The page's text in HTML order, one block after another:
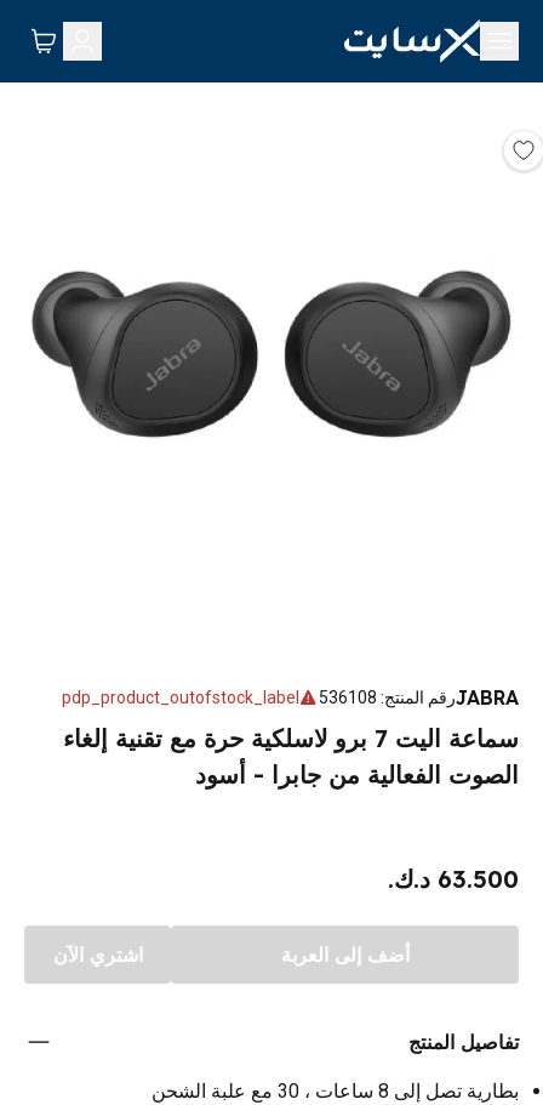
JABRAرقم المنتج:
536108
pdp_product_outofstock_label
سماعة اليت 7 برو لاسلكية حرة مع تقنية إلغاء
الصوت الفعالية من جابرا - أسود
63.500 د.ك.
أضف إلى العربة اشتري الآن
تفاصيل المنتج
بطارية تصل إلى 8 ساعات ، 30 مع علبة الشحن